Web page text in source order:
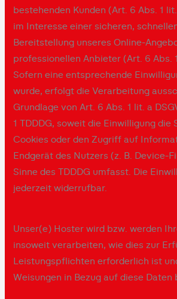
bestehenden Kunden (Art. 6 Abs. 1
im Interesse einer sicheren,
Bereitstellung unseres Online-
professionellen Anbieter (Art. 6 Abs.
Sofern eine entsprechende
wurde, erfolgt die Verarbeitung
Grundlage von Art. 6 Abs. 1 lit. a
1 TDDDG, soweit die Einwilligung die
Cookies oder den Zugriff auf
Endgerät des Nutzers (z. B. Device-
Sinne des TDDDG umfasst. Die
jederzeit widerrufbar.
Unser(e) Hoster wird bzw. werden
insoweit verarbeiten, wie dies zur
Leistungspflichten erforderlich ist
Weisungen in Bezug auf diese Daten